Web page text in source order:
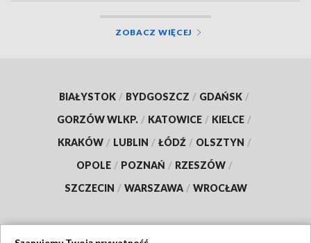
ZOBACZ WIĘCEJ
BIAŁYSTOK / BYDGOSZCZ / GDAŃSK /
GORZÓW WLKP. / KATOWICE / KIELCE /
KRAKÓW / LUBLIN / ŁÓDŹ / OLSZTYN /
OPOLE / POZNAŃ / RZESZÓW /
SZCZECIN / WARSZAWA / WROCŁAW